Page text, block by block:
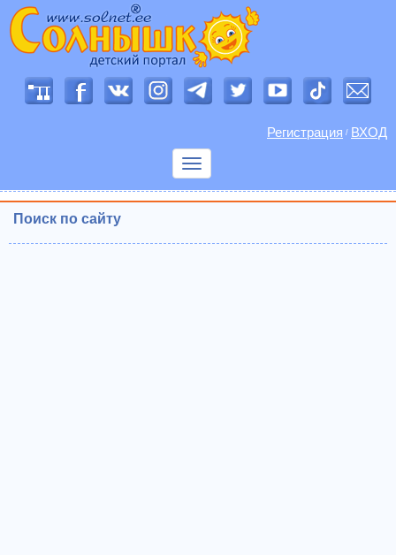
Регистрация / ВХОД
Показать
Поиск по сайту